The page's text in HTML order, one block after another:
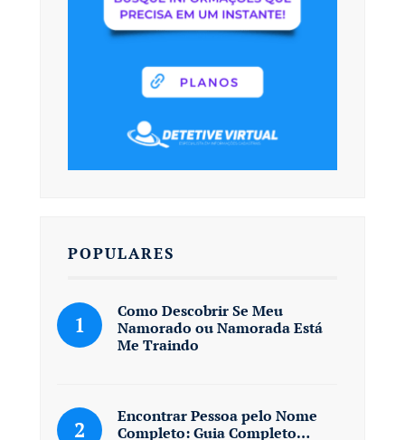
POPULARES
Como Descobrir Se Meu
Namorado ou Namorada Está
Me Traindo
Encontrar Pessoa pelo Nome
Completo: Guia Completo…